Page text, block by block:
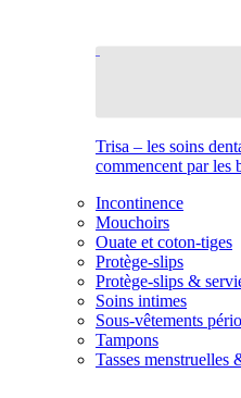
Trisa – les soins
commencent par les
Incontinence
Mouchoirs
Ouate et coton-tiges
Protège-slips
Protège-slips &
Soins intimes
Sous-vêtements
Tampons
Tasses menstruelles